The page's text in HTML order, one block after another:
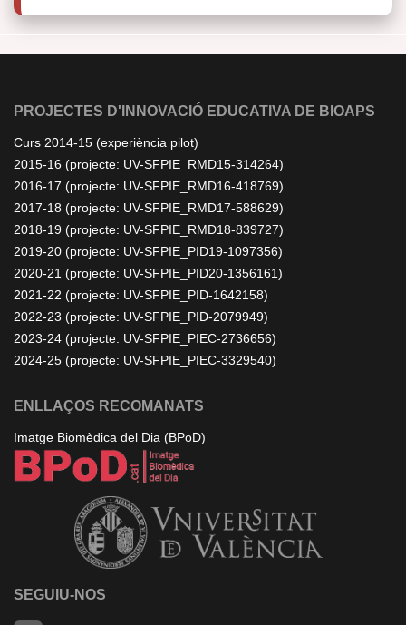
PROJECTES D'INNOVACIÓ EDUCATIVA DE BIOAPS
Curs 2014-15 (experiència pilot)
2015-16 (projecte: UV-SFPIE_RMD15-314264)
2016-17 (projecte: UV-SFPIE_RMD16-418769)
2017-18 (projecte: UV-SFPIE_RMD17-588629)
2018-19 (projecte: UV-SFPIE_RMD18-839727)
2019-20 (projecte: UV-SFPIE_PID19-1097356)
2020-21 (projecte: UV-SFPIE_PID20-1356161)
2021-22 (projecte: UV-SFPIE_PID-1642158)
2022-23 (projecte: UV-SFPIE_PID-2079949)
2023-24 (projecte: UV-SFPIE_PIEC-2736656)
2024-25 (projecte: UV-SFPIE_PIEC-3329540)
ENLLAÇOS RECOMANATS
Imatge Biomèdica del Dia (BPoD)
SEGUIU-NOS